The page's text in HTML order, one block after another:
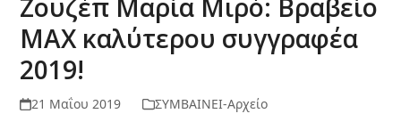
Ζουζέπ Μαρία Μιρό: Βραβείο
ΜΑΧ καλύτερου συγγραφέα
2019!
21 Μαΐου 2019 ΣΥΜΒΑΙΝΕΙ-Αρχείο